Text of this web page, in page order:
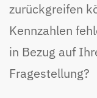
zurückgreifen
Kennzahlen
in Bezug auf
Fragestellung?